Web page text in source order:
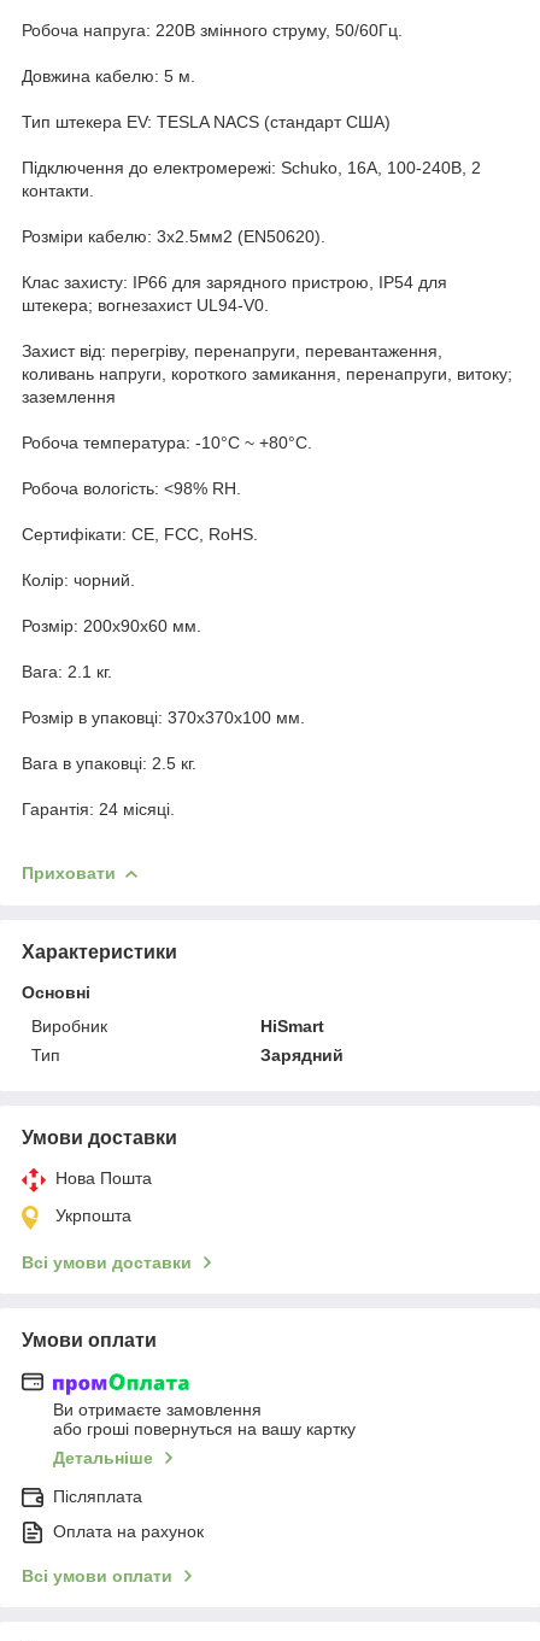
Робоча напруга: 220В змінного струму, 50/60Гц.
Довжина кабелю: 5 м.
Тип штекера EV: TESLA NACS (стандарт США)
Підключення до електромережі: Schuko, 16А, 100-240В, 2
контакти.
Розміри кабелю: 3х2.5мм2 (EN50620).
Клас захисту: IP66 для зарядного пристрою, IP54 для
штекера; вогнезахист UL94-V0.
Захист від: перегріву, перенапруги, перевантаження,
коливань напруги, короткого замикання, перенапруги, витоку;
заземлення
Робоча температура: -10°C ~ +80°C.
Робоча вологість: <98% RH.
Сертифікати: CE, FCC, RoHS.
Колір: чорний.
Розмір: 200x90x60 мм.
Вага: 2.1 кг.
Розмір в упаковці: 370x370x100 мм.
Вага в упаковці: 2.5 кг.
Гарантія: 24 місяці.
Приховати
Характеристики
Основні
Виробник
HiSmart
Тип
Зарядний
Умови доставки
Нова Пошта
Укрпошта
Всі умови доставки
Умови оплати
Ви отримаєте замовлення
або гроші повернуться на вашу картку
Детальніше
Післяплата
Оплата на рахунок
Всі умови оплати